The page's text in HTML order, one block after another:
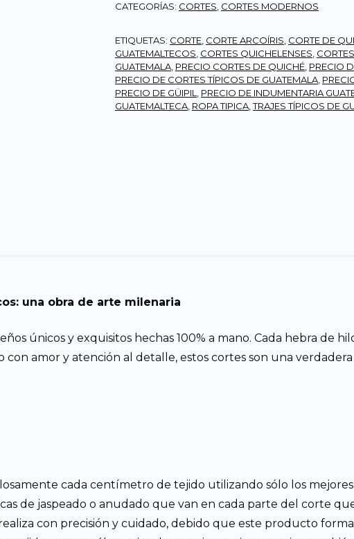
CATEGORÍAS: CORTES CORTES MODERNOS
ETIQUETAS: CORTE CORTE ARCOÍRIS CORTE DE
GUATEMALTECOS CORTES QUICHELENSES
GUATEMALA PRECIO CORTES DE QUICHÉ PRECIO
PRECIO DE CORTES TÍPICOS DE GUATEMALA
PRECIO DE GÜIPIL
PRECIO DE INDUMENTARIA
GUATEMALTECA ROPA TIPICA ,TRAJES TÍPICOS DE
una obra de arte milenaria
únicos y exquisitos hechas 100% a mano. Cada hebra de
con amor y atención al detalle, estos cortes son una
cada centímetro de tejido utilizando sólo los mejores
de jaspeado o anudado que van en cada parte del corte
con precisión y cuidado, debido que este producto